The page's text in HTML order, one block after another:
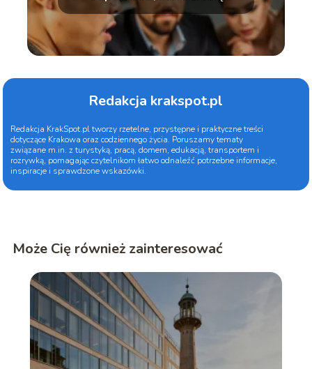
wrażenie
Redakcja krakspot.pl
Redakcja KrakSpot.pl tworzy rzetelne, przystępne i praktyczne treści
dotyczące Krakowa oraz codziennego życia. Poruszamy tematy
związane m.in. z turystyką, pracą, domem, edukacją, transportem i
rozrywką, pomagając czytelnikom łatwo odnaleźć potrzebne informacje,
inspiracje i sprawdzone wskazówki.
Może Cię również zainteresować